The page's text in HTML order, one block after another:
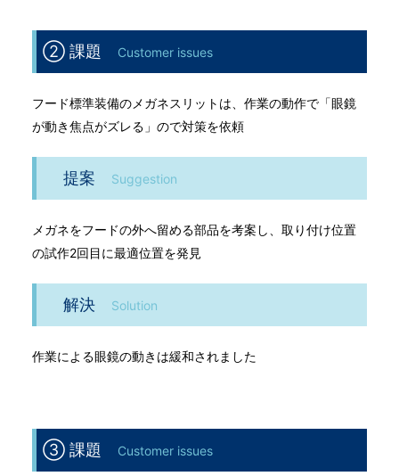
② 課題 Customer issues
フード標準装備のメガネスリットは、作業の動作で「眼鏡
が動き焦点がズレる」ので対策を依頼
提案 Suggestion
メガネをフードの外へ留める部品を考案し、取り付け位置
の試作2回目に最適位置を発見
解決 Solution
作業による眼鏡の動きは緩和されました
③ 課題 Customer issues